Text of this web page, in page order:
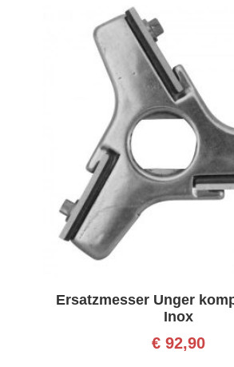
Ersatzmesser Unger
Inox
€ 92,90